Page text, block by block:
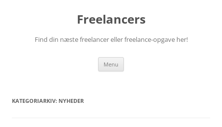
Freelancers
Find din næste freelancer eller freelance-opgave her!
Menu
KATEGORIARKIV: NYHEDER